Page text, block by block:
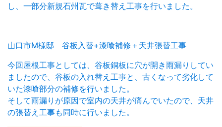
し、一部分新規石州瓦で葺き替え工事を行いました。
山口市M様邸 谷板入替+漆喰補修＋天井張替工事
今回屋根工事としては、谷板銅板に穴が開き雨漏りしてい
ましたので、谷板の入れ替え工事と、古くなって劣化して
いた漆喰部分の補修を行いました。
そして雨漏りが原因で室内の天井が痛んでいたので、天井
の張替え工事も同時に行いました。